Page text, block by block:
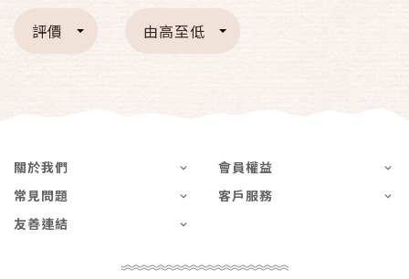
評價 由高至低
關於我們
會員權益
常見問題
客戶服務
友善連結